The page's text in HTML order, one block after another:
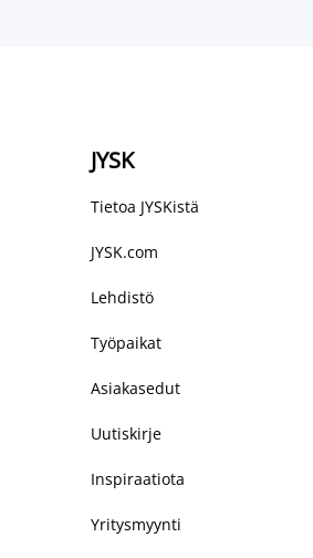
JYSK
Tietoa JYSKistä
JYSK.com
Lehdistö
Työpaikat
Asiakasedut
Uutiskirje
Inspiraatiota
Yritysmyynti